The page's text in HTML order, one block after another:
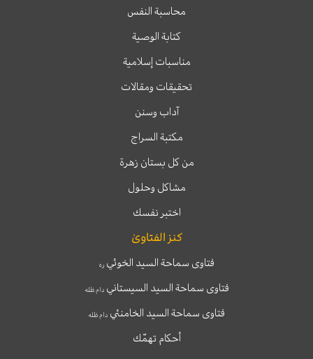
محاسبة النفس
كتابة الوصية
مناسبات إسلامية
تحقيقات ومقالات
آداب وسنن
مكتبة السراج
من كل بستان زهرة
مشاكل وحلول
اختبر نفسك
كنز الفتاوىٰ
فتاوى سماحة السيد الخوئيره
فتاوى سماحة السيد السيستانيدام ظله
فتاوى سماحة السيد الخامنئي دام ظله
أحكام تهمّك